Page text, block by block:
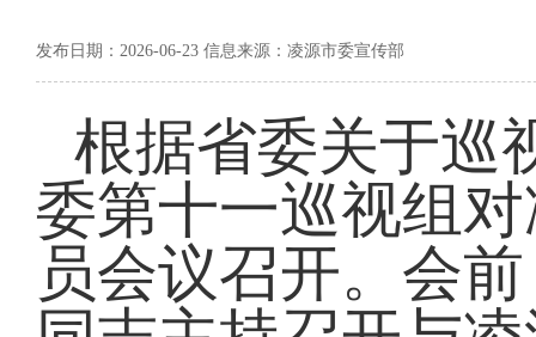
发布日期：2026-06-23 信息来源：凌源市委宣传部
根据省委关于巡
委第十一巡视组
员会议召开。会